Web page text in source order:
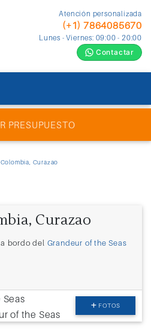
Atención personalizada
(+1) 7864085670
Lunes - Viernes: 09:00 - 20:00
Contactar
PRESUPUESTO
Colombia, Curazao
Curazao
bordo del Grandeur of the Seas
FOTOS